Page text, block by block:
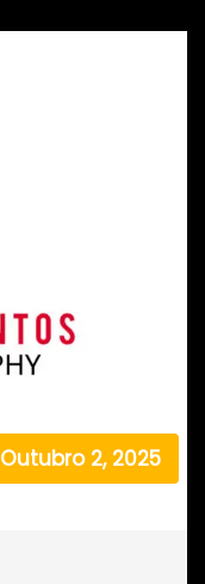
Outubro 2, 2025